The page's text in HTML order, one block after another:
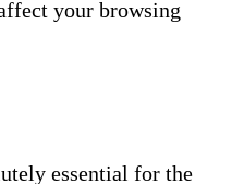
your browsing
essential for the